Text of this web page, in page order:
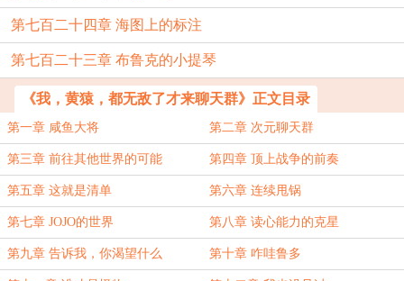
第七百二十四章 海图上的标注
第七百二十三章 布鲁克的小提琴
《我，黄猿，都无敌了才来聊天群》正文目录
第一章 咸鱼大将 第二章 次元聊天群
第三章 前往其他世界的可能 第四章 顶上战争的前奏
第五章 这就是清单 第六章 连续甩锅
第七章 JOJO的世界 第八章 读心能力的克星
第九章 告诉我，你渴望什么 第十章 咋哇鲁多